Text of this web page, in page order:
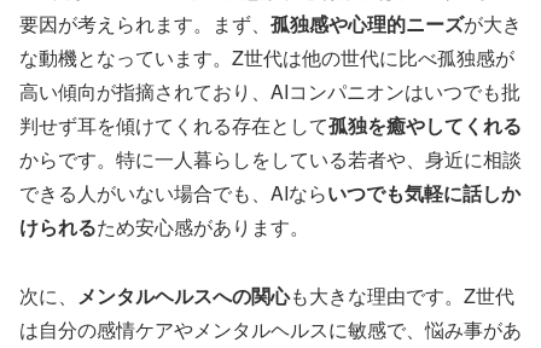
要因が考えられます。まず、 孤独感や心理的ニーズが大き
な動機となっています。Z世代は他の世代に比べ孤独感が
高い傾向が指摘されており、AIコンパニオンはいつでも批
判せず耳を傾けてくれる存在として孤独を癒やしてくれる
からです。特に一人暮らしをしている若者や、身近に相談
できる人がいない場合でも、AIならいつでも気軽に話しか
けられるため安心感があります。
次に、 メンタルヘルスへの関心も大きな理由です。Z世代
は自分の感情ケアやメンタルヘルスに敏感で、悩み事があ